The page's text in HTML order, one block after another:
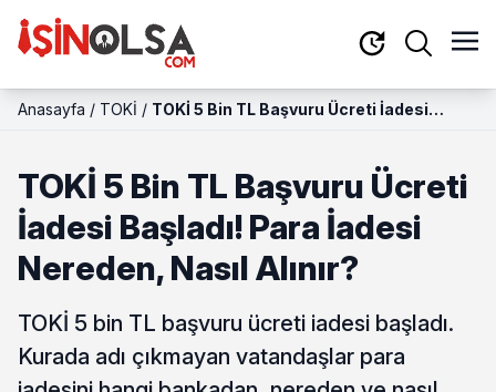
Anasayfa / TOKİ / TOKİ 5 Bin TL Başvuru Ücreti İadesi
TOKİ 5 Bin TL Başvuru Ücreti
İadesi Başladı! Para İadesi
Nereden, Nasıl Alınır?
TOKİ 5 bin TL başvuru ücreti iadesi başladı.
Kurada adı çıkmayan vatandaşlar para